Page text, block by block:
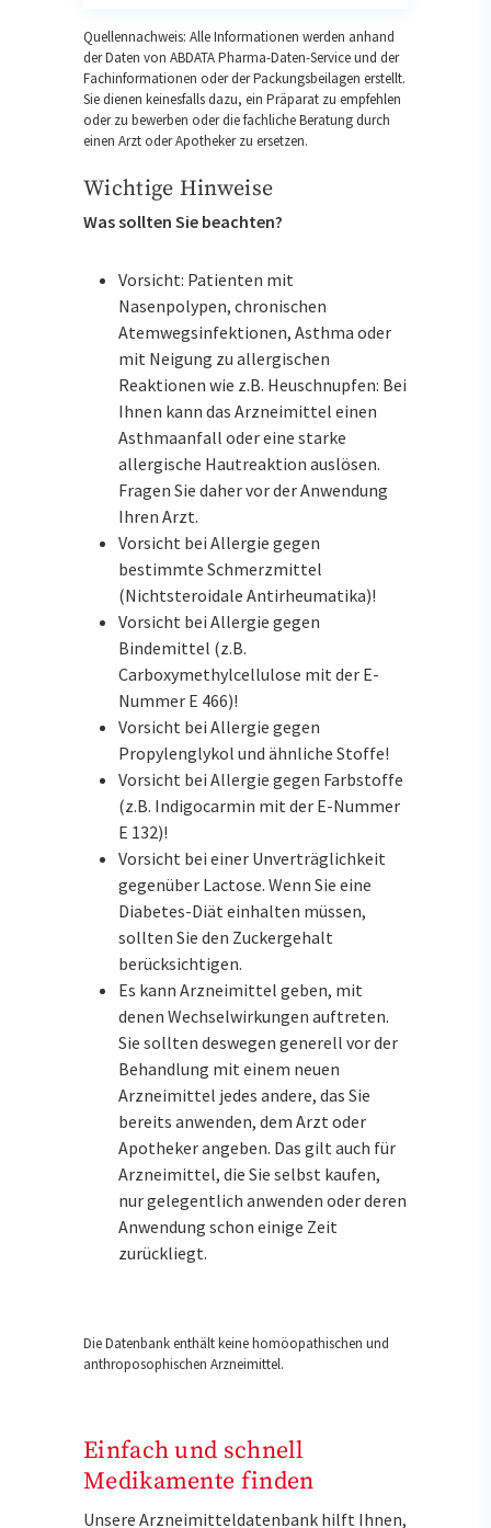
Quellennachweis: Alle Informationen werden anhand
der Daten von ABDATA Pharma-Daten-Service und der
Fachinformationen oder der Packungsbeilagen erstellt.
Sie dienen keinesfalls dazu, ein Präparat zu empfehlen
oder zu bewerben oder die fachliche Beratung durch
einen Arzt oder Apotheker zu ersetzen.
Wichtige Hinweise
Was sollten Sie beachten?
Vorsicht: Patienten mit
Nasenpolypen, chronischen
Atemwegsinfektionen, Asthma oder
mit Neigung zu allergischen
Reaktionen wie z.B. Heuschnupfen: Bei
Ihnen kann das Arzneimittel einen
Asthmaanfall oder eine starke
allergische Hautreaktion auslösen.
Fragen Sie daher vor der Anwendung
Ihren Arzt.
Vorsicht bei Allergie gegen
bestimmte Schmerzmittel
(Nichtsteroidale Antirheumatika)!
Vorsicht bei Allergie gegen
Bindemittel (z.B.
Carboxymethylcellulose mit der E-
Nummer E 466)!
Vorsicht bei Allergie gegen
Propylenglykol und ähnliche Stoffe!
Vorsicht bei Allergie gegen Farbstoffe
(z.B. Indigocarmin mit der E-Nummer
E 132)!
Vorsicht bei einer Unverträglichkeit
gegenüber Lactose. Wenn Sie eine
Diabetes-Diät einhalten müssen,
sollten Sie den Zuckergehalt
berücksichtigen.
Es kann Arzneimittel geben, mit
denen Wechselwirkungen auftreten.
Sie sollten deswegen generell vor der
Behandlung mit einem neuen
Arzneimittel jedes andere, das Sie
bereits anwenden, dem Arzt oder
Apotheker angeben. Das gilt auch für
Arzneimittel, die Sie selbst kaufen,
nur gelegentlich anwenden oder deren
Anwendung schon einige Zeit
zurückliegt.
Die Datenbank enthält keine homöopathischen und
anthroposophischen Arzneimittel.
Einfach und schnell
Medikamente finden
Unsere Arzneimitteldatenbank hilft Ihnen,